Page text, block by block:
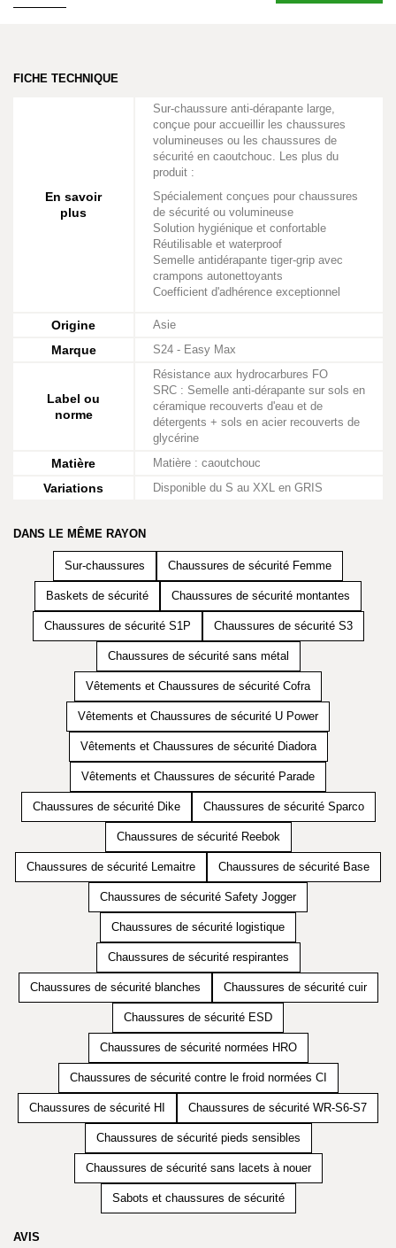
FICHE TECHNIQUE
En savoir
plus
Sur-chaussure anti-dérapante large,
conçue pour accueillir les chaussures
volumineuses ou les chaussures de
sécurité en caoutchouc. Les plus du
produit :
Spécialement conçues pour chaussures
de sécurité ou volumineuse
Solution hygiénique et confortable
Réutilisable et waterproof
Semelle antidérapante tiger-grip avec
crampons autonettoyants
Coefficient d'adhérence exceptionnel
Origine Asie
Marque S24 - Easy Max
Label ou
norme
Résistance aux hydrocarbures FO
SRC : Semelle anti-dérapante sur sols en
céramique recouverts d'eau et de
détergents + sols en acier recouverts de
glycérine
Matière Matière : caoutchouc
Variations Disponible du S au XXL en GRIS
DANS LE MÊME RAYON
Sur-chaussures Chaussures de sécurité Femme
Baskets de sécurité Chaussures de sécurité montantes
Chaussures de sécurité S1P Chaussures de sécurité S3
Chaussures de sécurité sans métal
Vêtements et Chaussures de sécurité Cofra
Vêtements et Chaussures de sécurité U Power
Vêtements et Chaussures de sécurité Diadora
Vêtements et Chaussures de sécurité Parade
Chaussures de sécurité Dike Chaussures de sécurité Sparco
Chaussures de sécurité Reebok
Chaussures de sécurité Lemaitre Chaussures de sécurité Base
Chaussures de sécurité Safety Jogger
Chaussures de sécurité logistique
Chaussures de sécurité respirantes
Chaussures de sécurité blanches Chaussures de sécurité cuir
Chaussures de sécurité ESD
Chaussures de sécurité normées HRO
Chaussures de sécurité contre le froid normées CI
Chaussures de sécurité HI Chaussures de sécurité WR-S6-S7
Chaussures de sécurité pieds sensibles
Chaussures de sécurité sans lacets à nouer
Sabots et chaussures de sécurité
AVIS